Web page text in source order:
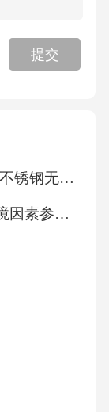
提交
GB/T 47877-2026液氢储运用不锈钢无缝钢管
高中生物 重点强化练78 环境因素参与调节植物的生命活动